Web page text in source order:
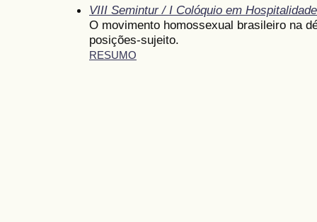
VIII Semintur / I Colóquio em Hospitalidade
O movimento homossexual brasileiro na
posições-sujeito.
RESUMO